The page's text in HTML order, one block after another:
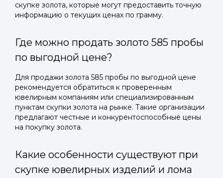
скупке золота, которые могут предоставить точную
информацию о текущих ценах по грамму.
Где можно продать золото 585 пробы
по выгодной цене?
Для продажи золота 585 пробы по выгодной цене
рекомендуется обратиться к проверенным
ювелирным компаниям или специализированным
пунктам скупки золота на рынке. Такие организации
предлагают честные и конкурентоспособные цены
на покупку золота.
Какие особенности существуют при
скупке ювелирных изделий и лома